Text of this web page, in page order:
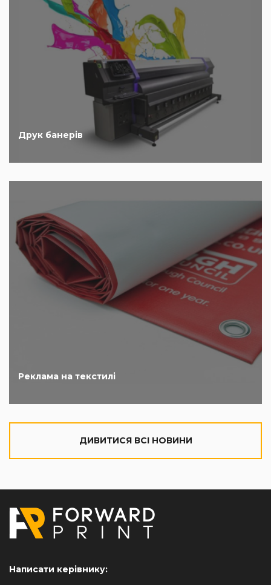
Друк банерів
Реклама на текстилі
ДИВИТИСЯ ВСІ НОВИНИ
Написати керівнику: